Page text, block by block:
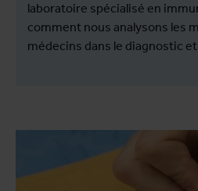
laboratoire spécialisé en
comment nous analysons les
médecins dans le diagnostic